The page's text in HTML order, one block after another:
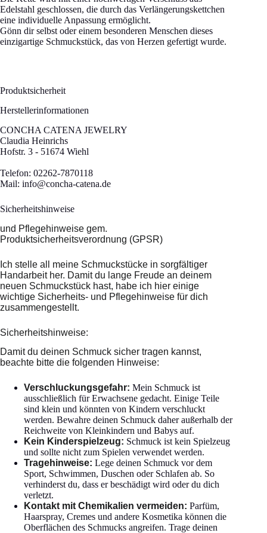
Edelstahl geschlossen, die durch das Verlängerungskettchen
eine individuelle Anpassung ermöglicht.
Gönn dir selbst oder einem besonderen Menschen dieses
einzigartige Schmuckstück, das von Herzen gefertigt wurde.
Produktsicherheit
Herstellerinformationen
CONCHA CATENA JEWELRY
Claudia Heinrichs
Hofstr. 3 - 51674 Wiehl
Telefon: 02262-7870118
Mail: info@concha-catena.de
Sicherheitshinweise
und Pflegehinweise gem.
Produktsicherheitsverordnung (GPSR)
Ich stelle all meine Schmuckstücke in sorgfältiger
Handarbeit her. Damit du lange Freude an deinem
neuen Schmuckstück hast, habe ich hier einige
wichtige Sicherheits- und Pflegehinweise für dich
zusammengestellt.
Sicherheitshinweise:
Damit du deinen Schmuck sicher tragen kannst,
beachte bitte die folgenden Hinweise:
Verschluckungsgefahr: Mein Schmuck ist
ausschließlich für Erwachsene gedacht. Einige Teile
sind klein und könnten von Kindern verschluckt
werden. Bewahre deinen Schmuck daher außerhalb der
Reichweite von Kleinkindern und Babys auf.
Kein Kinderspielzeug: Schmuck ist kein Spielzeug
und sollte nicht zum Spielen verwendet werden.
Tragehinweise: Lege deinen Schmuck vor dem
Sport, Schwimmen, Duschen oder Schlafen ab. So
verhinderst du, dass er beschädigt wird oder du dich
verletzt.
Kontakt mit Chemikalien vermeiden: Parfüm,
Haarspray, Cremes und andere Kosmetika können die
Oberflächen des Schmucks angreifen. Trage deinen